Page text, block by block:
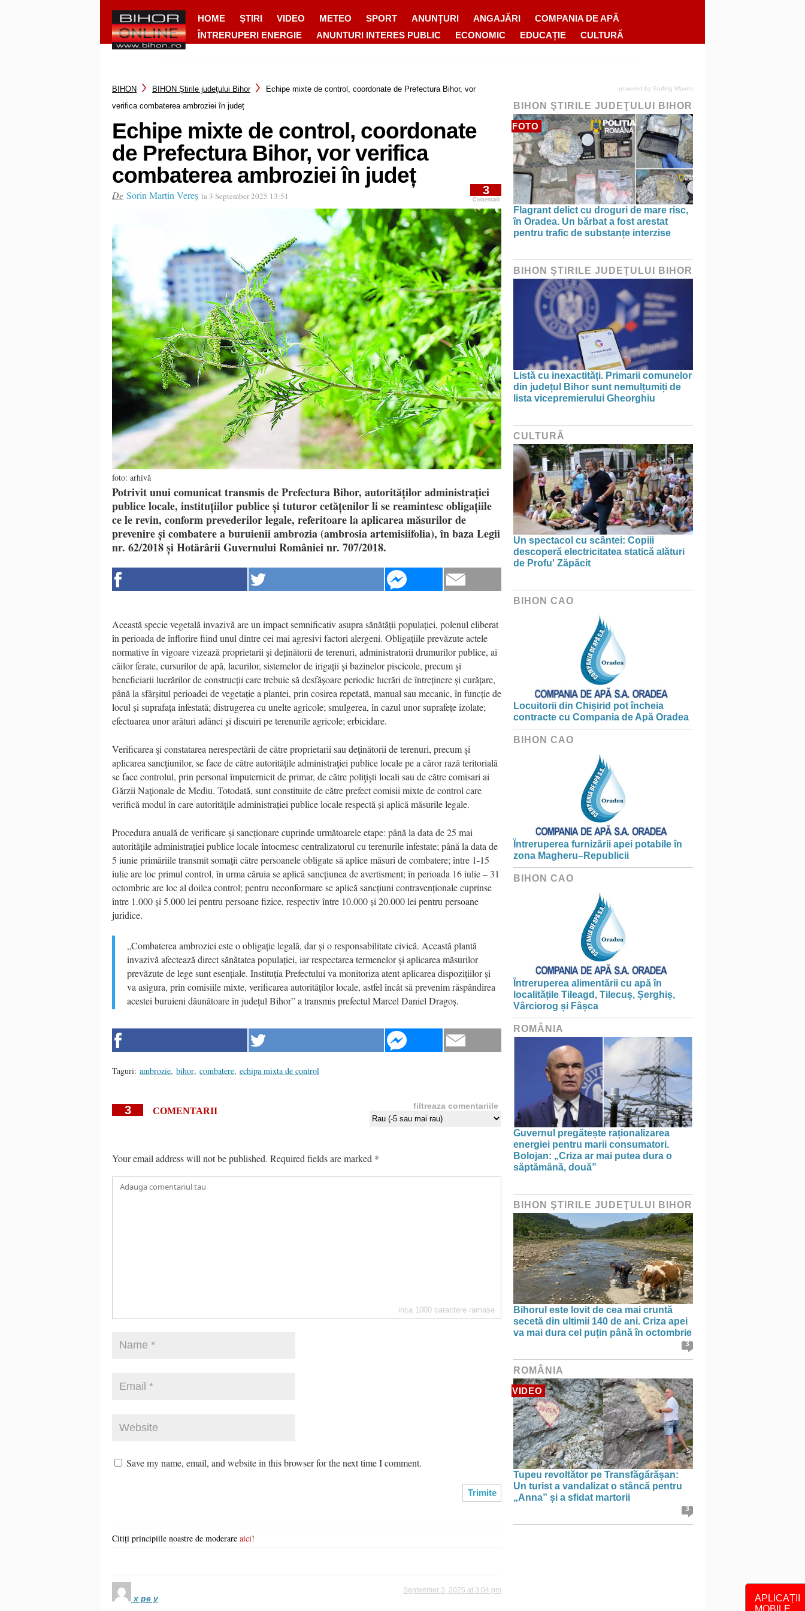
HOME ŞTIRI VIDEO METEO SPORT ANUNȚURI ANGAJĂRI
COMPANIA DE APĂ
ÎNTRERUPERI ENERGIE
ANUNTURI INTERES PUBLIC ECONOMIC EDUCAȚIE CULTURĂ
APLICAȚII
BIHON BIHON Ştirile judeţului Bihor
Echipe mixte de control, coordonate de Prefectura Bihor, vor
verifica combaterea ambroziei în județ
Echipe mixte de control, coordonate
de Prefectura Bihor, vor verifica
combaterea ambroziei în județ
De Sorin Martin Vereș la 3 September 2025 13:51 3
Comentarii
foto: arhivă
Potrivit unui comunicat transmis de Prefectura Bihor, autorităților administrației
publice locale, instituțiilor publice și tuturor cetățenilor li se reamintesc obligațiile
ce le revin, conform prevederilor legale, referitoare la aplicarea măsurilor de
prevenire și combatere a buruienii ambrozia (ambrosia artemisiifolia), în baza Legii
nr. 62/2018 și Hotărârii Guvernului României nr. 707/2018.
Această specie vegetală invazivă are un impact semnificativ asupra sănătății populației, polenul eliberat
în perioada de înflorire fiind unul dintre cei mai agresivi factori alergeni. Obligațiile prevăzute actele
normative în vigoare vizează proprietarii și deținătorii de terenuri, administratorii drumurilor publice, ai
căilor ferate, cursurilor de apă, lacurilor, sistemelor de irigații și bazinelor piscicole, precum și
beneficiarii lucrărilor de construcții care trebuie să desfășoare periodic lucrări de întreținere și curățare,
până la sfârșitul perioadei de vegetație a plantei, prin cosirea repetată, manual sau mecanic, în funcție de
locul și suprafața infestată; distrugerea cu unelte agricole; smulgerea, în cazul unor suprafețe izolate;
efectuarea unor arături adânci și discuiri pe terenurile agricole; erbicidare.
Verificarea şi constatarea nerespectării de către proprietarii sau deţinătorii de terenuri, precum şi
aplicarea sancţiunilor, se face de către autorităţile administraţiei publice locale pe a căror rază teritorială
se face controlul, prin personal împuternicit de primar, de către poliţişti locali sau de către comisari ai
Gărzii Naţionale de Mediu. Totodată, sunt constituite de către prefect comisii mixte de control care
verifică modul în care autoritățile administrației publice locale respectă și aplică măsurile legale.
Procedura anuală de verificare și sancționare cuprinde următoarele etape: până la data de 25 mai
autoritățile administrației publice locale întocmesc centralizatorul cu terenurile infestate; până la data de
5 iunie primăriile transmit somații către persoanele obligate să aplice măsuri de combatere; între 1-15
iulie are loc primul control, în urma căruia se aplică sancțiunea de avertisment; în perioada 16 iulie – 31
octombrie are loc al doilea control; pentru neconformare se aplică sancțiuni contravenționale cuprinse
între 1.000 și 5.000 lei pentru persoane fizice, respectiv între 10.000 și 20.000 lei pentru persoane
juridice.
„Combaterea ambroziei este o obligație legală, dar și o responsabilitate civică. Această plantă
invazivă afectează direct sănătatea populației, iar respectarea termenelor și aplicarea măsurilor
prevăzute de lege sunt esențiale. Instituția Prefectului va monitoriza atent aplicarea dispozițiilor și
va asigura, prin comisiile mixte, verificarea autorităților locale, astfel încât să prevenim răspândirea
acestei buruieni dăunătoare în județul Bihor” a transmis prefectul Marcel Daniel Dragoș.
Taguri: ambrozie, bihor, combatere, echipa mixta de control
3 COMENTARII filtreaza comentariile
Your email address will not be published. Required fields are marked *
inca 1000 caractere ramase
Save my name, email, and website in this browser for the next time I comment.
Citiți principiile noastre de moderare aici!
x pe y
September 3, 2025 at 3:04 pm
powered by Surfing Waves
BIHON ŞTIRILE JUDEŢULUI BIHOR
FOTO
Flagrant delict cu droguri de mare risc,
în Oradea. Un bărbat a fost arestat
pentru trafic de substanțe interzise
BIHON ŞTIRILE JUDEŢULUI BIHOR
Listă cu inexactități. Primarii comunelor
din județul Bihor sunt nemulțumiți de
lista vicepremierului Gheorghiu
CULTURĂ
Un spectacol cu scântei: Copiii
descoperă electricitatea statică alături
de Profu' Zăpăcit
BIHON CAO
Locuitorii din Chișirid pot încheia
contracte cu Compania de Apă Oradea
BIHON CAO
Întreruperea furnizării apei potabile în
zona Magheru–Republicii
BIHON CAO
Întreruperea alimentării cu apă în
localitățile Tileagd, Tilecuș, Șerghiș,
Vârciorog și Fâșca
ROMÂNIA
Guvernul pregătește raționalizarea
energiei pentru marii consumatori.
Bolojan: „Criza ar mai putea dura o
săptămână, două”
BIHON ŞTIRILE JUDEŢULUI BIHOR
Bihorul este lovit de cea mai cruntă
secetă din ultimii 140 de ani. Criza apei
va mai dura cel puțin până în octombrie
3
ROMÂNIA
VIDEO
Tupeu revoltător pe Transfăgărășan:
Un turist a vandalizat o stâncă pentru
„Anna” și a sfidat martorii
3